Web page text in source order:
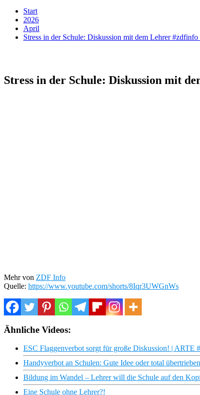
Start
2026
April
Stress in der Schule: Diskussion mit dem Lehrer #zdfinfo
Stress in der Schule: Diskussion mit
Mehr von ZDF Info
Quelle: https://www.youtube.com/shorts/8Iqr3UWGnWs
Ähnliche Videos:
ESC Flaggenverbot sorgt für große Diskussion! | ARTE
Handyverbot an Schulen: Gute Idee oder total
Bildung im Wandel – Lehrer will die Schule auf den
Eine Schule ohne Lehrer?!